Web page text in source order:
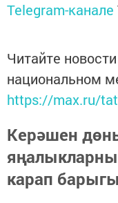
Telegram-канале
Читайте
национальном
https://max.ru/
Керәшен
яңалыкларны
карап